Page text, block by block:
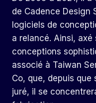
de Cadence Design
logiciels de
a relancé. Ainsi,
conceptions
associé à Taiwan
Co, que, depuis
juré, il se